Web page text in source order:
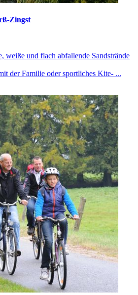
Zingst
weiße und flach abfallende Sandstrände
der Familie oder sportliches Kite- ...